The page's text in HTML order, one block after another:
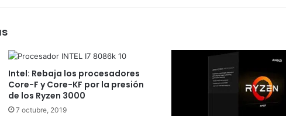
Intel: Rebaja los procesadores
Core-F y Core-KF por la presión
de los Ryzen 3000
7 octubre, 2019